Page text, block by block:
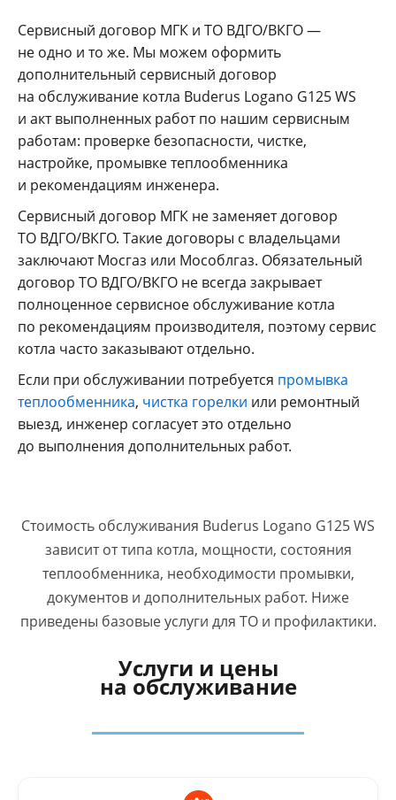
Сервисный договор МГК и ТО ВДГО/ВКГО —
не одно и то же. Мы можем оформить
дополнительный сервисный договор
на обслуживание котла Buderus Logano G125 WS
и акт выполненных работ по нашим сервисным
работам: проверке безопасности, чистке,
настройке, промывке теплообменника
и рекомендациям инженера.
Сервисный договор МГК не заменяет договор
ТО ВДГО/ВКГО. Такие договоры с владельцами
заключают Мосгаз или Мособлгаз. Обязательный
договор ТО ВДГО/ВКГО не всегда закрывает
полноценное сервисное обслуживание котла
по рекомендациям производителя, поэтому сервис
котла часто заказывают отдельно.
Если при обслуживании потребуется промывка
теплообменника, чистка горелки или ремонтный
выезд, инженер согласует это отдельно
до выполнения дополнительных работ.
Стоимость обслуживания Buderus Logano G125 WS
зависит от типа котла, мощности, состояния
теплообменника, необходимости промывки,
документов и дополнительных работ. Ниже
приведены базовые услуги для ТО и профилактики.
Услуги и цены
на обслуживание